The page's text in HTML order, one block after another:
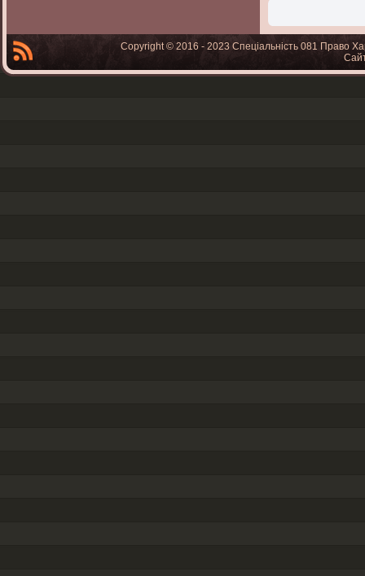
Copyright © 2016 - 2023 Спеціальність 081 Право